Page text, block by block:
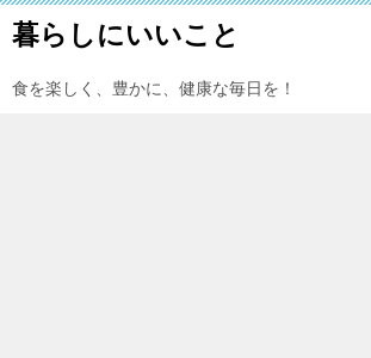
暮らしにいいこと
食を楽しく、豊かに、健康な毎日を！